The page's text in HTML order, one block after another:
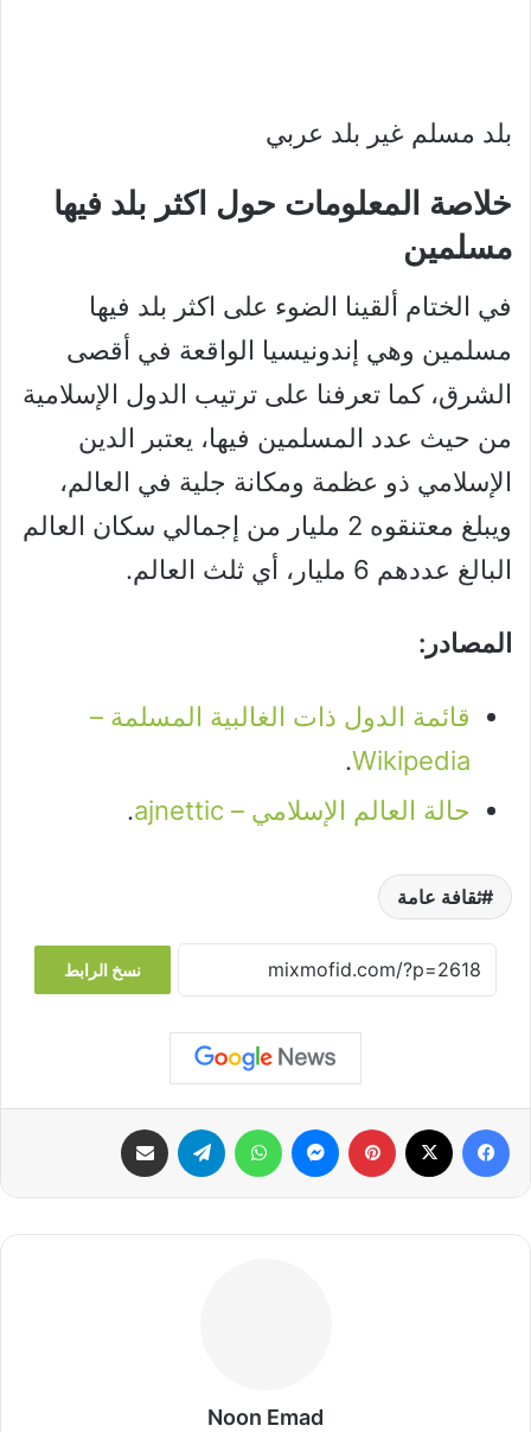
بلد مسلم غير بلد عربي
خلاصة المعلومات حول اكثر بلد فيها
مسلمين
في الختام ألقينا الضوء على اكثر بلد فيها
مسلمين وهي إندونيسيا الواقعة في أقصى
الشرق، كما تعرفنا على ترتيب الدول الإسلامية
من حيث عدد المسلمين فيها، يعتبر الدين
الإسلامي ذو عظمة ومكانة جلية في العالم،
ويبلغ معتنقوه 2 مليار من إجمالي سكان العالم
البالغ عددهم 6 مليار، أي ثلث العالم.
المصادر:
قائمة الدول ذات الغالبية المسلمة –
Wikipedia
.
حالة العالم الإسلامي – ajnettic
.
ثقافة عامة
نسخ الرابط
فيسبوك بينتيريست ماسنجر واتساب تيلقرام
Noon Emad